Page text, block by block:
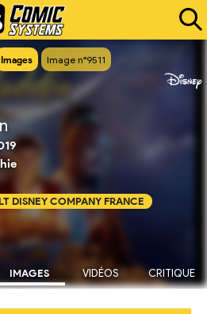
Images Image n°9511
DISNEY COMPANY FRANCE
IMAGES VIDÉOS CRITIQUE